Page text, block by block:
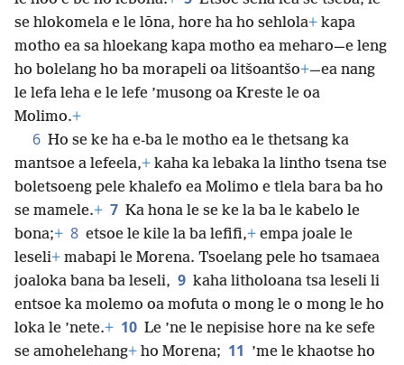
se hlokomela e le lōna, hore ha ho sehlola+ kapa
motho ea sa hloekang kapa motho ea meharo—e leng
ho bolelang ho ba morapeli oa litšoantšo+—ea nang
le lefa leha e le lefe ’musong oa Kreste le oa
Molimo.+
6 Ho se ke ha e-ba le motho ea le thetsang ka
mantsoe a lefeela,+ kaha ka lebaka la lintho tsena tse
boletsoeng pele khalefo ea Molimo e tlela bara ba ho
se mamele.+ 7 Ka hona le se ke la ba le kabelo le
bona;+ 8 etsoe le kile la ba lefifi,+ empa joale le
leseli+ mabapi le Morena. Tsoelang pele ho tsamaea
joaloka bana ba leseli, 9 kaha litholoana tsa leseli li
entsoe ka molemo oa mofuta o mong le o mong le ho
loka le ’nete.+ 10 Le ’ne le nepisise hore na ke sefe
se amohelehang+ ho Morena; 11 ’me le khaotse ho